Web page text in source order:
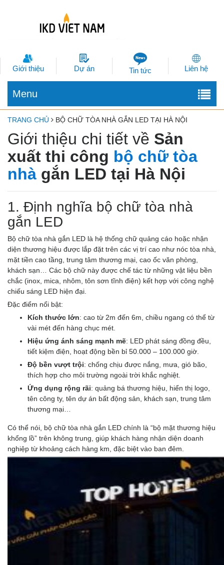
Giới thiệu Dự án Tin tức Liên hệ
Menu
TRANG CHỦ BỘ CHỮ TÒA NHÀ GẮN LED TẠI HÀ NỘI
Giới thiệu chi tiết về Sản
xuất thi công bộ chữ tòa
nhà gắn LED tại Hà Nội
1. Định nghĩa bộ chữ tòa nhà
gắn LED
Bộ chữ tòa nhà gắn LED là hệ thống chữ quảng cáo hoặc nhận
diện thương hiệu được lắp đặt trên các vị trí cao như nóc tòa nhà,
mặt tiền cao tầng, trung tâm thương mại, cao ốc văn phòng,
khách sạn… Các bộ chữ này được chế tác từ những vật liệu bền
chắc (inox, mica, nhôm, tôn sơn tĩnh điện) kết hợp với công nghệ
chiếu sáng LED hiện đại.
Đặc điểm nổi bật:
Kích thước lớn: cao từ 2m đến 6m, chiều ngang có thể từ
vài mét đến hàng chục mét.
Hiệu ứng ánh sáng mạnh mẽ: LED phát sáng đồng đều,
tiết kiệm điện, hoạt động bền bỉ 50.000 – 100.000 giờ.
Độ bền vượt trội: chống chịu được nắng, mưa, gió bão,
thích hợp cho môi trường ngoài trời khắc nghiệt.
Ứng dụng rộng rãi: quảng bá thương hiệu, hiển thị logo,
tên công ty, tên dự án bất động sản, khách sạn, trung tâm
thương mại…
Có thể nói, bộ chữ tòa nhà gắn LED chính là “bộ mặt thương hiệu
khổng lồ” trên không trung, giúp khách hàng nhận diện doanh
nghiệp từ khoảng cách hàng km, đặc biệt vào ban đêm.